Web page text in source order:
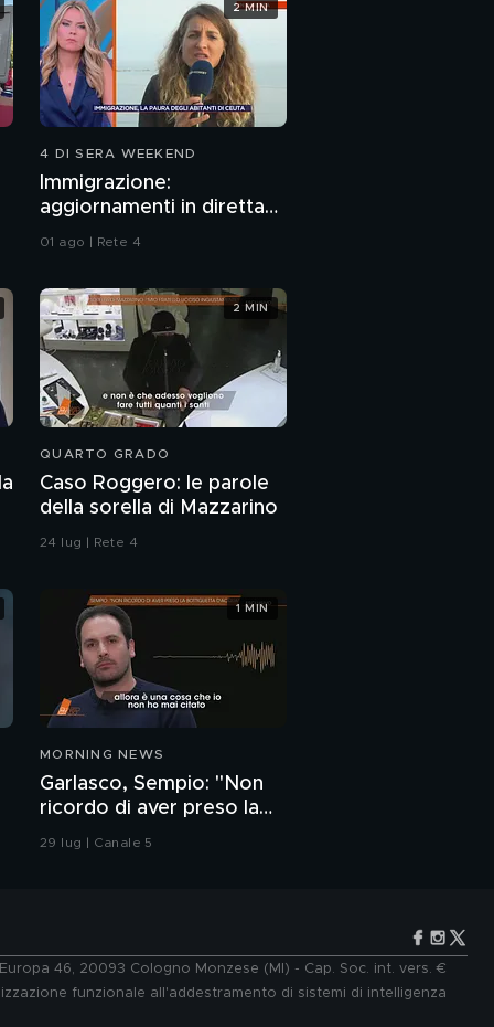
4 DI SERA WEEKEND
Immigrazione:
aggiornamenti in diretta
da Ceuta
01 ago | Rete 4
2 MIN
QUARTO GRADO
Caso Roggero: le parole
della sorella di Mazzarino
24 lug | Rete 4
2 MIN
MORNING NEWS
Garlasco, Sempio: "Non
ricordo di aver preso la
bottiglietta d'acqua"
29 lug | Canale 5
1 MIN
46, 20093 Cologno Monzese (MI) - Cap. Soc. int. vers. €
funzionale all'addestramento di sistemi di intelligenza